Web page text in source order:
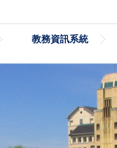
教務資訊系統